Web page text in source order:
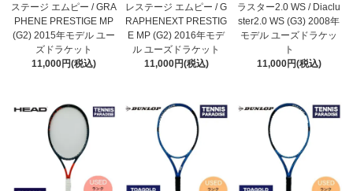
ステージ エムピー / GRA
PHENE PRESTIGE MP
(G2) 2015年モデル ユー
ズドラケット
11,000円(税込)
レステージ エムピー / G
RAPHENEXT PRESTIG
E MP (G2) 2016年モデ
ル ユーズドラケット
11,000円(税込)
ラスター2.0 WS / Diaclu
ster2.0 WS (G3) 2008年
モデル ユーズドラケッ
ト
11,000円(税込)